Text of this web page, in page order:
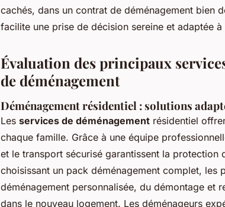
cachés, dans un contrat de déménagement bien
facilite une prise de décision sereine et adaptée
Évaluation des principaux
de déménagement
Déménagement résidentiel : solutions
Les services de déménagement résidentiel
chaque famille. Grâce à une équipe
et le transport sécurisé garantissent la
choisissant un pack déménagement complet,
déménagement personnalisée, du démontage et
dans le nouveau logement. Les déménageurs